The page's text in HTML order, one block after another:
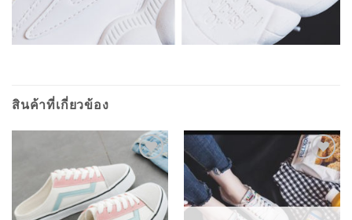
สินค้าที่เกี่ยวข้อง
ADD TO
WISHLIST
ADD TO
WISHLIST